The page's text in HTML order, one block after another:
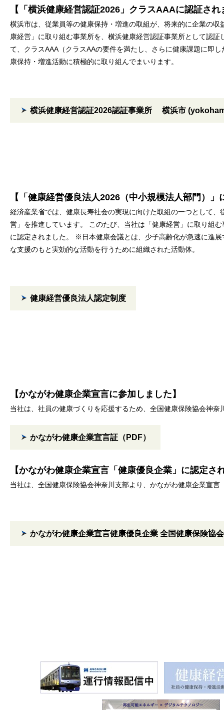
【「横浜健康経営認証2026」クラスAAAに認証され
横浜市は、従業員等の健康保持・増進の取組が、将来的に企業の
康経営」に取り組む事業所を、横浜健康経営認証事業所として認
て、クラスAAA（クラスAAの要件を満たし、さらに健康課題に即
康保持・増進活動に積極的に取り組んでまいります。
横浜健康経営認証2026認証事業所 横浜市
【「健康経営優良法人2026（中小規模法人部門）」
経済産業省では、健康長寿社会の実現に向けた取組の一つとして
営」を推進しています。 このたび、当社は「健康経営」に取り組
に認定されました。 ※日本健康会議とは、少子高齢化が急速に進
な支援のもと実効的な活動を行うために組織された活動体。
健康経営優良法人認定制度
【かながわ健康企業宣言に参加しました】
当社は、社員の健康づくりを応援するため、全国健康保険協会神
かながわ健康企業宣言証（PDF）
【かながわ健康企業宣言「健康優良企業」に認定さ
当社は、全国健康保険協会神奈川支部より、かながわ健康企業宣
かながわ健康企業宣言健康優良企業 全国健康保険協